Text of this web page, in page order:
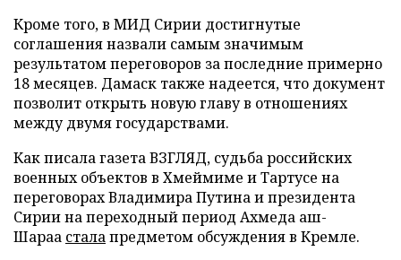
Кроме того, в МИД Сирии достигнутые
соглашения назвали самым значимым
результатом переговоров за последние примерно
18 месяцев. Дамаск также надеется, что документ
позволит открыть новую главу в отношениях
между двумя государствами.
Как писала газета ВЗГЛЯД, судьба российских
военных объектов в Хмеймиме и Тартусе на
переговорах Владимира Путина и президента
Сирии на переходный период Ахмеда аш-
Шараа сталапредметом обсуждения в Кремле.